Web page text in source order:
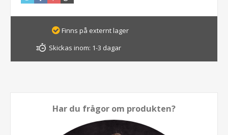
Finns på externt lager
Skickas inom: 1-3 dagar
Har du frågor om produkten?